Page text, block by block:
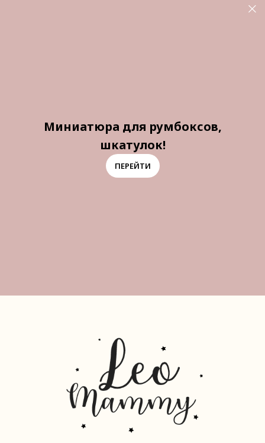
Миниатюра для румбоксов,
шкатулок!
ПЕРЕЙТИ